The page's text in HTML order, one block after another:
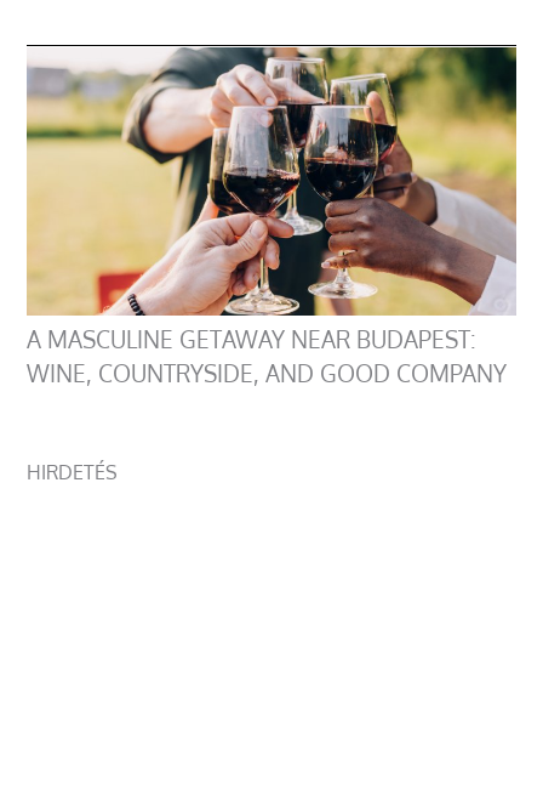
A MASCULINE GETAWAY NEAR BUDAPEST:
WINE, COUNTRYSIDE, AND GOOD COMPANY
HIRDETÉS